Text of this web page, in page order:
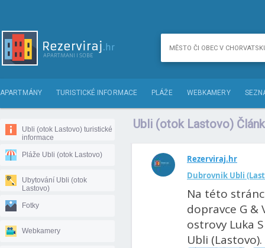
APARTMÁNY TURISTICKÉ INFORMACE PLÁŽE WEBKAMERY
Ubli (otok Lastovo) turistické
informace
Pláže Ubli (otok Lastovo)
Ubytování Ubli (otok
Lastovo)
Fotky
Webkamery
Ubli (otok Lastovo)
Rezerviraj.hr
Dubrovnik Ubli
Na této
dopravce G &
ostrovy Luka
Ubli